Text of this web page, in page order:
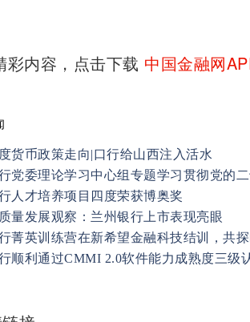
彩内容，点击下载 中国金融网
货币政策走向|口行给山西注入活水
党委理论学习中心组专题学习贯彻党的
人才培养项目四度荣获博奥奖
量发展观察：兰州银行上市表现亮眼
菁英训练营在新希望金融科技结训，共
顺利通过CMMI 2.0软件能力成熟度三级